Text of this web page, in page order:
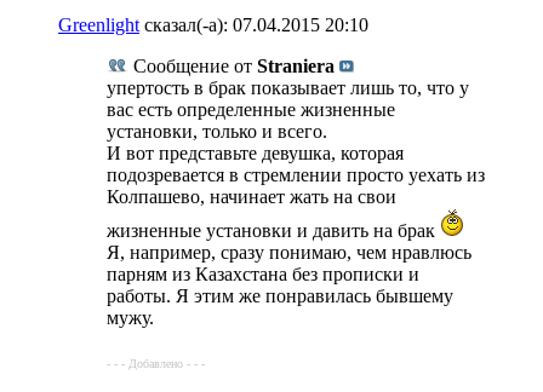
Greenlight сказал(-а): 07.04.2015 20:10
Сообщение от Straniera
упертость в брак показывает лишь то, что у
вас есть определенные жизненные
установки, только и всего.
И вот представьте девушка, которая
подозревается в стремлении просто уехать из
Колпашево, начинает жать на свои
жизненные установки и давить на брак
Я, например, сразу понимаю, чем нравлюсь
парням из Казахстана без прописки и
работы. Я этим же понравилась бывшему
мужу.
- - - Добавлено - - -